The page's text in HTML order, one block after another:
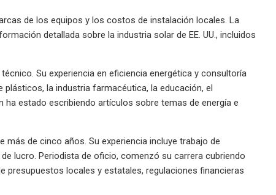
de los equipos y los costos de instalación locales. La
detallada sobre la industria solar de EE. UU., incluidos
Su experiencia en eficiencia energética y consultoría
la industria farmacéutica, la educación, el
estado escribiendo artículos sobre temas de energía e
más de cinco años. Su experiencia incluye trabajo de
lucro. Periodista de oficio, comenzó su carrera cubriendo
presupuestos locales y estatales, regulaciones financieras